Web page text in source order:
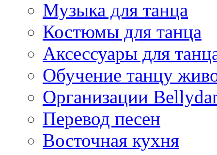
Музыка для танца
Костюмы для танца
Аксессуары для
Обучение танцу
Организации
Перевод песен
Восточная кухня